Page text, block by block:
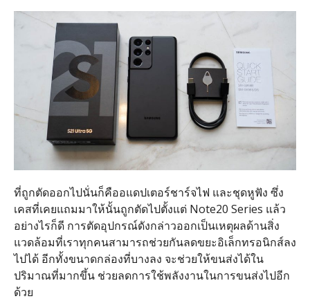
ที่ถูกตัดออกไปนั่นก็คืออแดปเตอร์ชาร์จไฟ และชุดหูฟัง ซึ่ง
เคสที่เคยแถมมาให้นั้นถูกตัดไปตั้งแต่ Note20 Series แล้ว
อย่างไรก็ดี การตัดอุปกรณ์ดังกล่าวออกเป็นเหตุผลด้านสิ่ง
แวดล้อมที่เราทุกคนสามารถช่วยกันลดขยะอิเล็กทรอนิกส์ลง
ไปได้ อีกทั้งขนาดกล่องที่บางลง จะช่วยให้ขนส่งได้ใน
ปริมาณที่มากขึ้น ช่วยลดการใช้พลังงานในการขนส่งไปอีก
ด้วย